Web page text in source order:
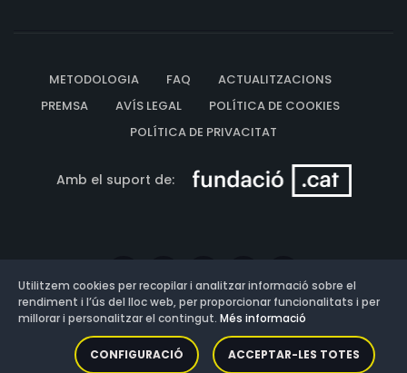
METODOLOGIA FAQ
ACTUALITZACIONS
PREMSA
AVÍS LEGAL
POLÍTICA DE COOKIES
POLÍTICA DE PRIVACITAT
Amb el suport de:
Versió: 3.13.0.202607011342
Utilitzem cookies per recopilar i analitzar informació sobre el
rendiment i l’ús del lloc web, per proporcionar funcionalitats i per
millorar i personalitzar el contingut. Més informació
CONFIGURACIÓ ACCEPTAR-LES TOTES